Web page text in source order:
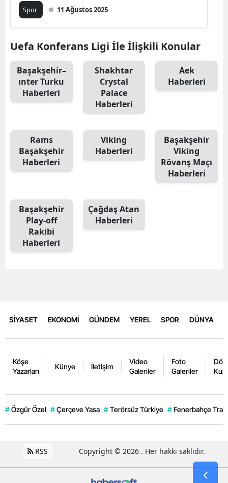
Spor 11 Ağustos 2025
Uefa Konferans Ligi İle İlişkili Konular
Başakşehir–
ınter Turku
Haberleri
Shakhtar
Crystal
Palace
Haberleri
Aek
Haberleri
Rams
Başakşehir
Haberleri
Viking
Haberleri
Başakşehir
Viking
Rövanş Maçı
Haberleri
Başakşehir
Play-off
Rakibi
Haberleri
Çağdaş Atan
Haberleri
SİYASET EKONOMİ GÜNDEM YEREL SPOR DÜNYA
Köşe
Yazarları
Künye İletişim
Video
Galeriler
Foto
Galeriler
# Özgür Özel # Çerçeve Yasa # Terörsüz Türkiye # Fenerbahçe
RSS Copyright © 2026 . Her hakkı saklıdır.